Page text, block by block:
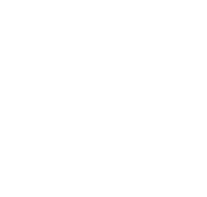
로 코딩해야 하고, 어떤 것
인 애플리케이션 설계의
지를 간단명료하고 이해
게 작동하는지에 대해 소
를 이용해 첫 번째 스마트
뢰 검증, 그리고 배포 준비
. 시작하기 위해 준비해야